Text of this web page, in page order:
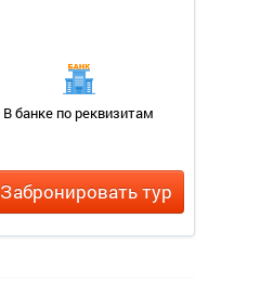
В банке по реквизитам
Забронировать тур